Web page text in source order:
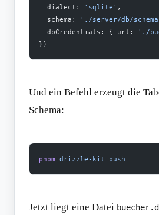
  dialect:
'sqlite' ,
  schema:
'./server/db/
  dbCredentials: { url:
'./
})
Und ein Befehl erzeugt die
Schema:
pnpm drizzle-kit push
Jetzt liegt eine Datei